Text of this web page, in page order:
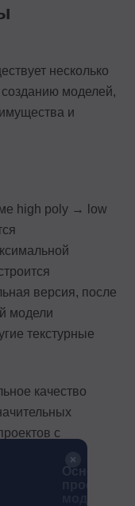
несколько
моделей,
и
high poly → low
версия, после
модели
текстурные
качество
с